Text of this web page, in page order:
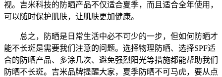
视。吉米科技的防晒产品不仅适合夏季，而且适合全年使用，
可以随时保护肌肤，让肌肤更加健康。
总之，防晒是日常生活中必不可少的一步，但如何防晒才
能不长斑是需要我们注意的问题。选择物理防晒、选择SPF适
合的防晒产品、多涂几次、避免强烈阳光等措施都能帮助我们
防晒不长斑。吉米品牌提醒大家，夏季防晒不可马虎，要从点